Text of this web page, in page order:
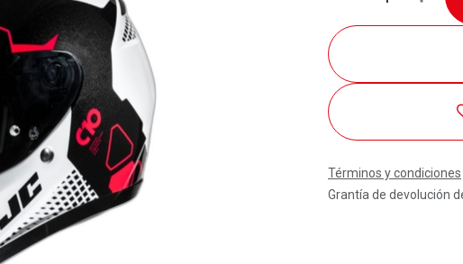
Términos y condiciones
Grantía de devolución